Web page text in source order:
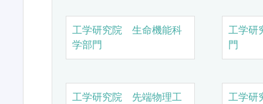
工学研究院 生命機能科
学部門
工学研
門
工学研究院 先端物理工
工学研